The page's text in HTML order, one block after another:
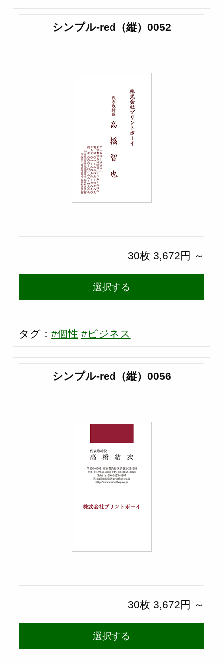
シンプル-red（縦）0052
30枚 3,672円 ～
選択する
タグ： #個性 #ビジネス
シンプル-red（縦）0056
30枚 3,672円 ～
選択する